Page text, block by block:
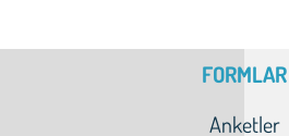
FORMLAR
Anketler